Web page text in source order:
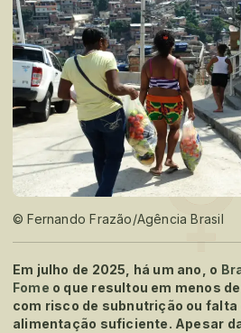
© Fernando Frazão/Agência Brasil
Em julho de 2025, há um ano, o
Fome o que resultou em menos
com risco de subnutrição ou falta
alimentação suficiente. Apesar